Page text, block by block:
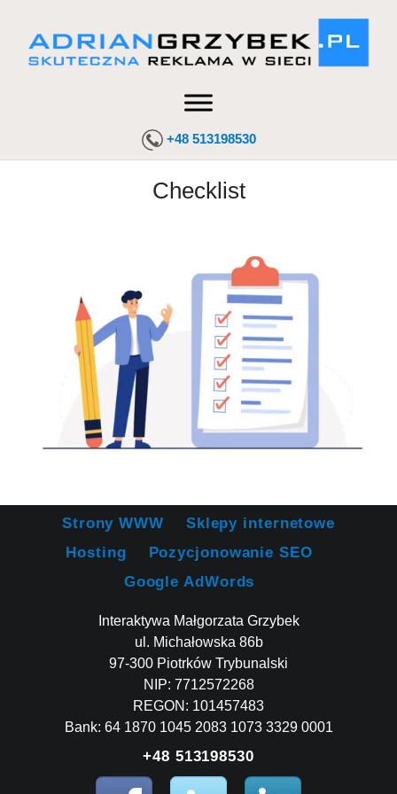
+48 513198530
Checklist
Strony WWW
Sklepy internetowe
Hosting
Pozycjonowanie SEO
Google AdWords
Interaktywa Małgorzata Grzybek
ul. Michałowska 86b
97-300 Piotrków Trybunalski
NIP: 7712572268
REGON: 101457483
Bank: 64 1870 1045 2083 1073 3329 0001
+48 513198530